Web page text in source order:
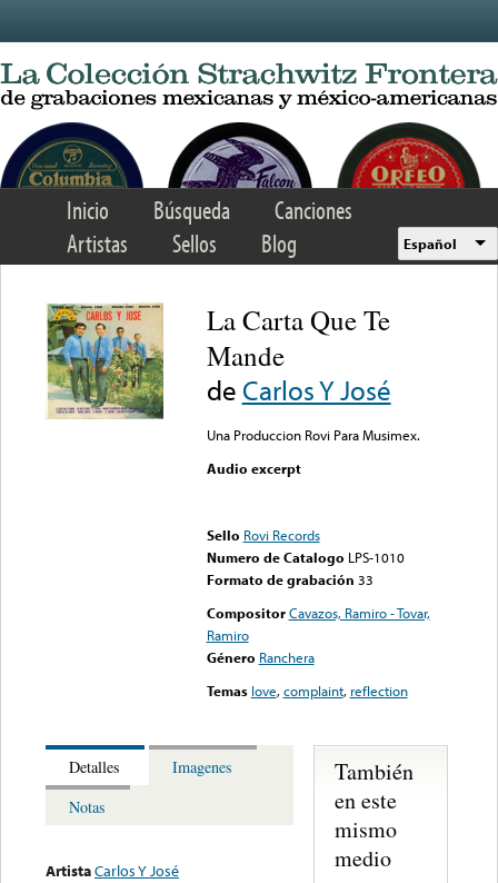
Inicio Búsqueda
Canciones
Artistas
Sellos Blog Español
La Carta Que Te
Mande
de Carlos Y José
Una Produccion Rovi Para Musimex.
Audio excerpt
Sello Rovi Records
Numero de Catalogo LPS-1010
Formato de grabación 33
Compositor Cavazos, Ramiro - Tovar,
Ramiro
Género Ranchera
Temas love,complaint, reflection
Detalles
Imagenes
Notas
ArtistaCarlos Y José
También
en este
mismo
medio